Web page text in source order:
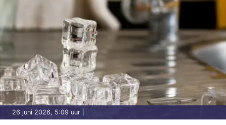
26 juni 2026, 5:09 uur